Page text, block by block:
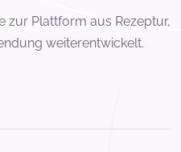
zur Plattform aus Rezeptur,
weiterentwickelt.